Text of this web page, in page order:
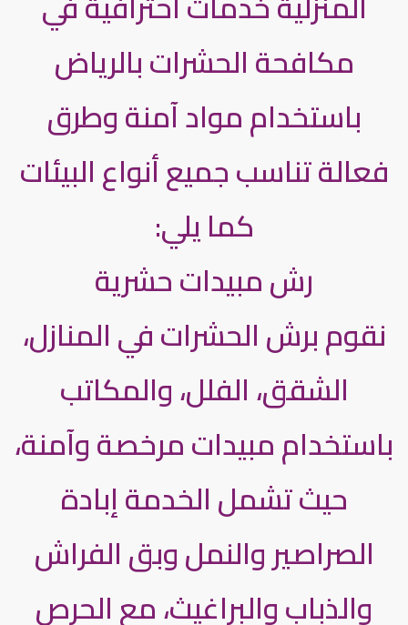
مكافحة الحشرات بالرياض
باستخدام مواد آمنة وطرق
فعالة تناسب جميع أنواع البيئات
كما يلي:
رش مبيدات حشرية
نقوم برش الحشرات في المنازل،
الشقق، الفلل، والمكاتب
باستخدام مبيدات مرخصة وآمنة،
حيث تشمل الخدمة إبادة
الصراصير والنمل وبق الفراش
والذباب والبراغيث، مع الحرص